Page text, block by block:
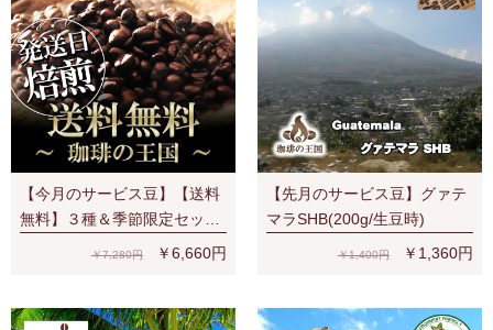
【今月のサービス豆】【送料
無料】３種＆季節限定セット
（S、V、Y、夏）宅配便でも
￥7,280円 ￥6,660円
【先月のサービス豆】グァテ
マラSHB(200g/生豆時)
￥1,400円 ￥1,360円